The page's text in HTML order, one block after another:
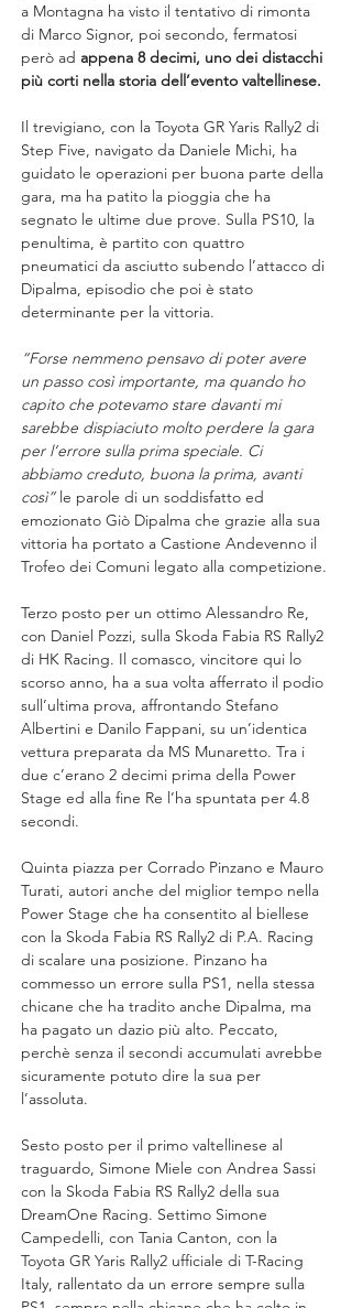
a Montagna ha visto il tentativo di rimonta
di Marco Signor, poi secondo, fermatosi
però ad appena 8 decimi, uno dei distacchi
più corti nella storia dell’evento valtellinese.
Il trevigiano, con la Toyota GR Yaris Rally2 di
Step Five, navigato da Daniele Michi, ha
guidato le operazioni per buona parte della
gara, ma ha patito la pioggia che ha
segnato le ultime due prove. Sulla PS10, la
penultima, è partito con quattro
pneumatici da asciutto subendo l’attacco di
Dipalma, episodio che poi è stato
determinante per la vittoria.
“Forse nemmeno pensavo di poter avere
un passo così importante, ma quando ho
capito che potevamo stare davanti mi
sarebbe dispiaciuto molto perdere la gara
per l’errore sulla prima speciale. Ci
abbiamo creduto, buona la prima, avanti
così” le parole di un soddisfatto ed
emozionato Giò Dipalma che grazie alla sua
vittoria ha portato a Castione Andevenno il
Trofeo dei Comuni legato alla competizione.
Terzo posto per un ottimo Alessandro Re,
con Daniel Pozzi, sulla Skoda Fabia RS Rally2
di HK Racing. Il comasco, vincitore qui lo
scorso anno, ha a sua volta afferrato il podio
sull’ultima prova, affrontando Stefano
Albertini e Danilo Fappani, su un’identica
vettura preparata da MS Munaretto. Tra i
due c’erano 2 decimi prima della Power
Stage ed alla fine Re l’ha spuntata per 4.8
secondi.
Quinta piazza per Corrado Pinzano e Mauro
Turati, autori anche del miglior tempo nella
Power Stage che ha consentito al biellese
con la Skoda Fabia RS Rally2 di P.A. Racing
di scalare una posizione. Pinzano ha
commesso un errore sulla PS1, nella stessa
chicane che ha tradito anche Dipalma, ma
ha pagato un dazio più alto. Peccato,
perchè senza il secondi accumulati avrebbe
sicuramente potuto dire la sua per
l’assoluta.
Sesto posto per il primo valtellinese al
traguardo, Simone Miele con Andrea Sassi
con la Skoda Fabia RS Rally2 della sua
DreamOne Racing. Settimo Simone
Campedelli, con Tania Canton, con la
Toyota GR Yaris Rally2 ufficiale di T-Racing
Italy, rallentato da un errore sempre sulla